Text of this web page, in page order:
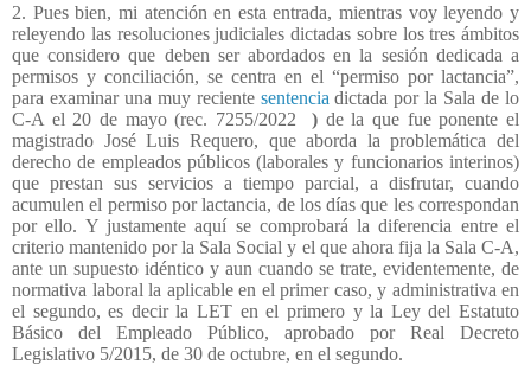
2. Pues bien, mi atención en esta entrada, mientras voy leyendo y
releyendo las resoluciones judiciales dictadas sobre los tres ámbitos
que considero que deben ser abordados en la sesión dedicada a
permisos y conciliación, se centra en el “permiso por lactancia”,
para examinar una muy reciente sentencia dictada por la Sala de lo
C-A el 20 de mayo (rec. 7255/2022
) de la que fue ponente el
magistrado José Luis Requero, que aborda la problemática del
derecho de empleados públicos (laborales y funcionarios interinos)
que prestan sus servicios a tiempo parcial, a disfrutar, cuando
acumulen el permiso por lactancia, de los días que les correspondan
por ello. Y justamente aquí se comprobará la diferencia entre el
criterio mantenido por la Sala Social y el que ahora fija la Sala C-A,
ante un supuesto idéntico y aun cuando se trate, evidentemente, de
normativa laboral la aplicable en el primer caso, y administrativa en
el segundo, es decir la LET en el primero y la Ley del Estatuto
Básico del Empleado Público, aprobado por Real Decreto
Legislativo 5/2015, de 30 de octubre, en el segundo.